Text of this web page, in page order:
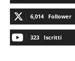
6,014 Follower
323 Iscritti